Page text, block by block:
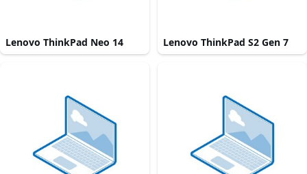
Lenovo ThinkPad Neo 14 Lenovo ThinkPad S2 Gen 7